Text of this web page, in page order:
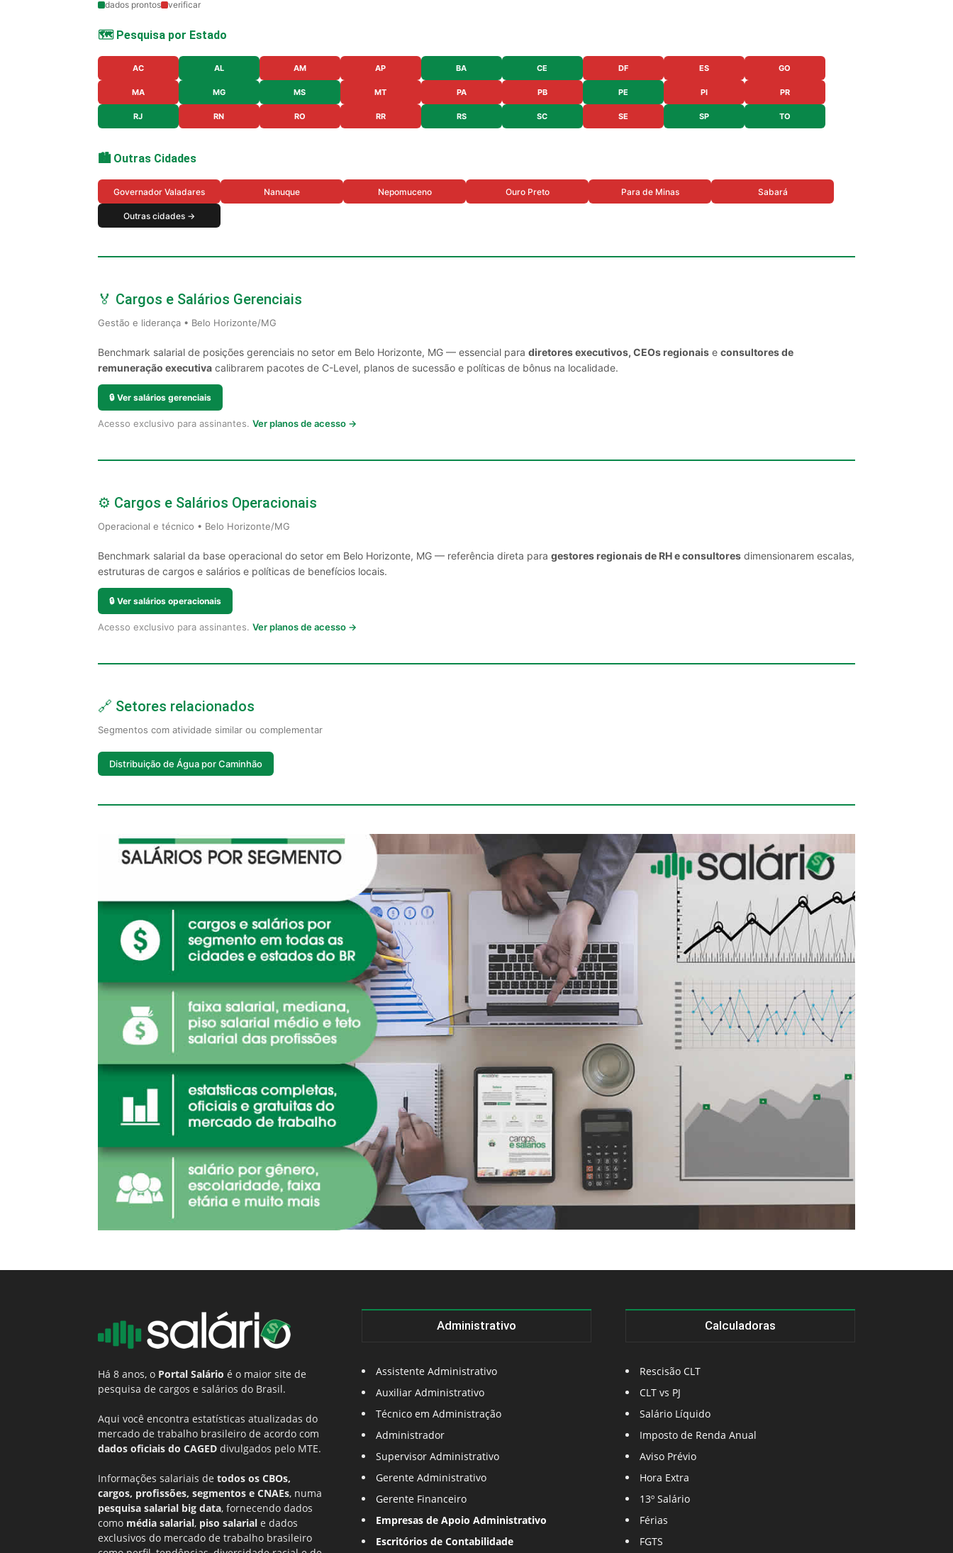
dados prontos verificar
🗺️ Pesquisa por Estado
AC AL AM AP BA CE DF ES GO
MA MG MS MT PA PB PE PI PR
RJ RN RO RR RS SC SE SP TO
🏙️ Outras Cidades
Governador Valadares Nanuque Nepomuceno Ouro Preto Para de Minas Sabará
Outras cidades →
🏅 Cargos e Salários Gerenciais
Gestão e liderança • Belo Horizonte/MG
Benchmark salarial de posições gerenciais no setor em Belo Horizonte, MG — essencial para diretores executivos, CEOs regionais e consultores de
remuneração executiva calibrarem pacotes de C-Level, planos de sucessão e políticas de bônus na localidade.
🔒 Ver salários gerenciais
Acesso exclusivo para assinantes. Ver planos de acesso →
⚙️ Cargos e Salários Operacionais
Operacional e técnico • Belo Horizonte/MG
Benchmark salarial da base operacional do setor em Belo Horizonte, MG — referência direta para gestores regionais de RH e consultores dimensionarem escalas,
estruturas de cargos e salários e políticas de benefícios locais.
🔒 Ver salários operacionais
Acesso exclusivo para assinantes. Ver planos de acesso →
🔗 Setores relacionados
Segmentos com atividade similar ou complementar
Distribuição de Água por Caminhão
Há 8 anos, o Portal Salário é o maior site de
pesquisa de cargos e salários do Brasil.
Aqui você encontra estatísticas atualizadas do
mercado de trabalho brasileiro de acordo com
dados oficiais do CAGED divulgados pelo MTE.
Informações salariais de todos os CBOs,
cargos, profissões, segmentos e CNAEs, numa
pesquisa salarial big data, fornecendo dados
como média salarial, piso salarial e dados
exclusivos do mercado de trabalho brasileiro
Administrativo
Assistente Administrativo
Auxiliar Administrativo
Técnico em Administração
Administrador
Supervisor Administrativo
Gerente Administrativo
Gerente Financeiro
Empresas de Apoio Administrativo
Escritórios de Contabilidade
Calculadoras
Rescisão CLT
CLT vs PJ
Salário Líquido
Imposto de Renda Anual
Aviso Prévio
Hora Extra
13º Salário
Férias
FGTS